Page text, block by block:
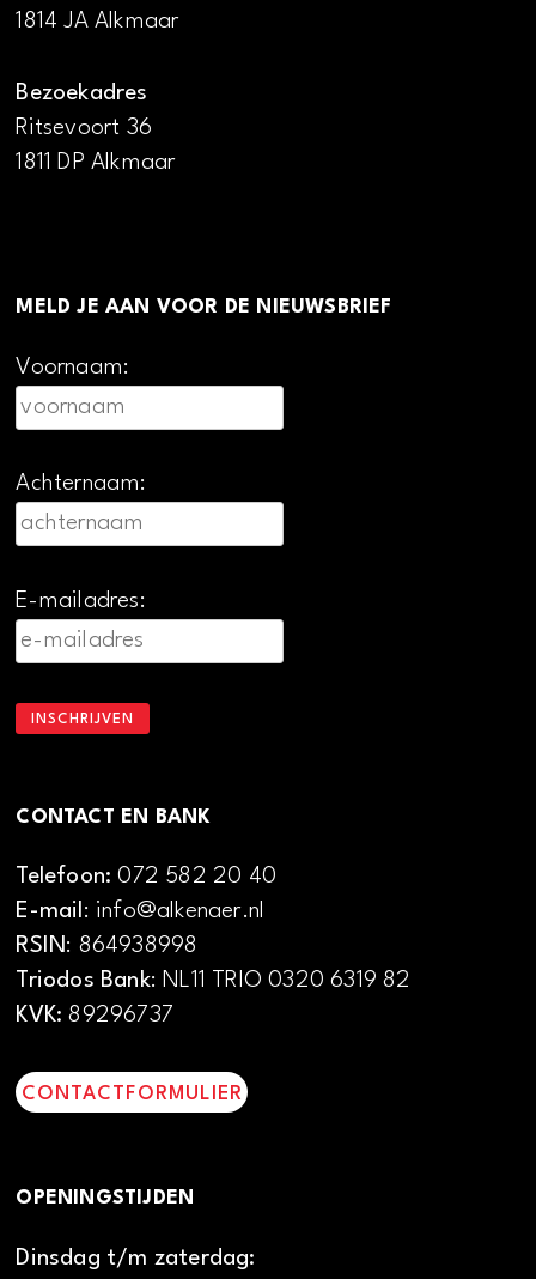
1814 JA Alkmaar
Bezoekadres
Ritsevoort 36
1811 DP Alkmaar
MELD JE AAN VOOR DE NIEUWSBRIEF
Voornaam:
Achternaam:
E-mailadres:
CONTACT EN BANK
Telefoon:072 582 20 40
E-mail: info@alkenaer.nl
RSIN: 864938998
Triodos Bank: NL11 TRIO 0320 6319 82
KVK: 89296737
CONTACTFORMULIER
OPENINGSTIJDEN
Dinsdag t/m zaterdag: